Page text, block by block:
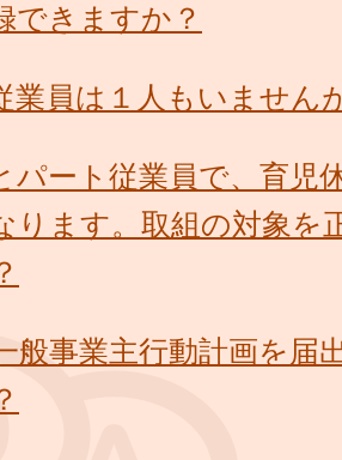
できますか？
業員は１人もいません
パート従業員で、育児
ります。取組の対象を
般事業主行動計画を届